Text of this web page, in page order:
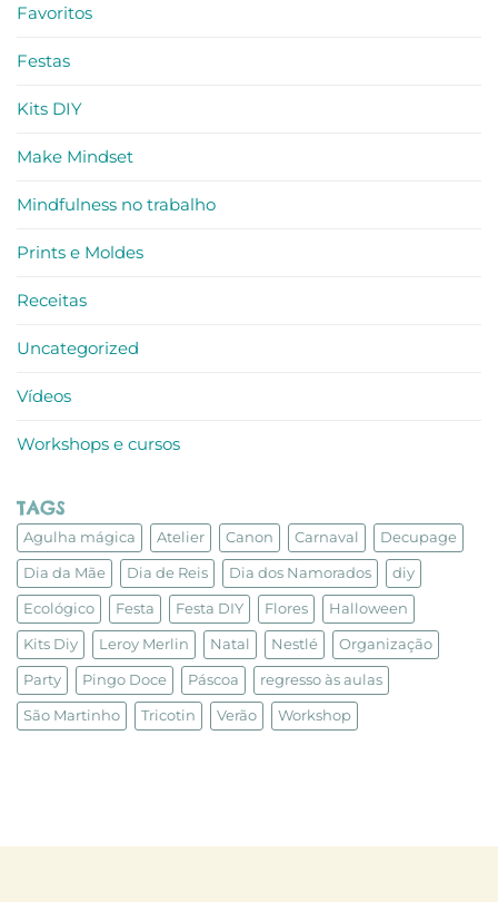
Favoritos
Festas
Kits DIY
Make Mindset
Mindfulness no trabalho
Prints e Moldes
Receitas
Uncategorized
Vídeos
Workshops e cursos
TAGS
Agulha mágica Atelier Canon Carnaval Decupage
Dia da Mãe Dia de Reis Dia dos Namorados diy
Ecológico Festa Festa DIY Flores Halloween
Kits Diy Leroy Merlin Natal Nestlé Organização
Party Pingo Doce Páscoa regresso às aulas
São Martinho Tricotin Verão Workshop